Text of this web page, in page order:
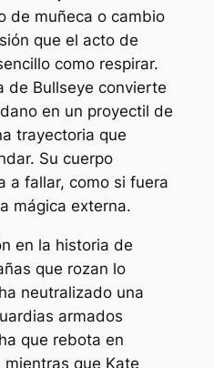
de muñeca o cambio
que el acto de
como respirar.
de Bullseye convierte
en un proyectil de
trayectoria que
Su cuerpo
a fallar, como si fuera
mágica externa.
en la historia de
que rozan lo
neutralizado una
armados
que rebota en
que Kate